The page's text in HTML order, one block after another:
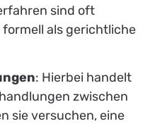
sind oft
als gerichtliche
: Hierbei handelt
zwischen
sie versuchen, eine